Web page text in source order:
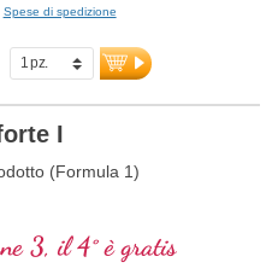
Spese di spedizione
I
(Formula 1)
3, il 4° è gratis